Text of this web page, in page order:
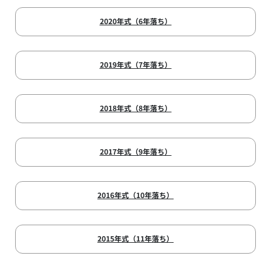
2020年式（6年落ち）
2019年式（7年落ち）
2018年式（8年落ち）
2017年式（9年落ち）
2016年式（10年落ち）
2015年式（11年落ち）